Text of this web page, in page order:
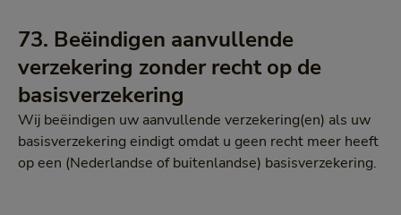
73. Beëindigen aanvullende
verzekering zonder recht op de
basisverzekering
Wij beëindigen uw aanvullende verzekering(en) als uw
basisverzekering eindigt omdat u geen recht meer heeft
op een (Nederlandse of buitenlandse) basisverzekering.